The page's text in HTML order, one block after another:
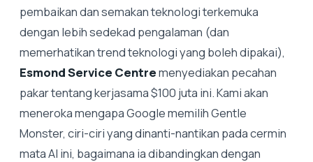
pembaikan dan semakan teknologi terkemuka
dengan lebih sedekad pengalaman (dan
memerhatikan trend teknologi yang boleh dipakai),
Esmond Service Centremenyediakan pecahan
pakar tentang kerjasama $100 juta ini. Kami akan
meneroka mengapa Google memilih Gentle
Monster, ciri-ciri yang dinanti-nantikan pada cermin
mata AI ini, bagaimana ia dibandingkan dengan